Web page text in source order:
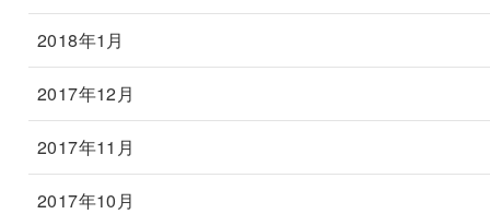
2018年1月
2017年12月
2017年11月
2017年10月